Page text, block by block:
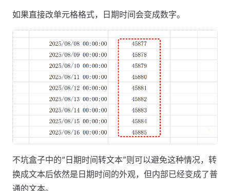
如果直接改单元格格式，日期时间会变成数字。
不坑盒子中的“日期时间转文本”则可以避免这种情况，转
换成文本后依然是日期时间的外观，但内部已经变成了普
通的文本。